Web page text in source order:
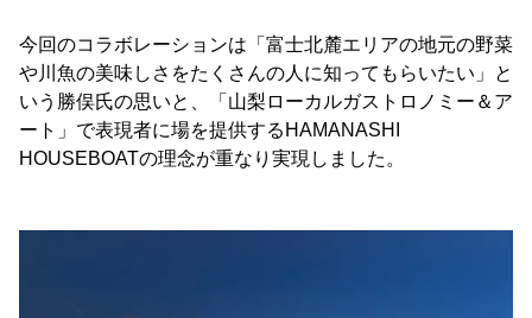
今回のコラボレーションは「富士北麓エリアの地元の野菜
や川魚の美味しさをたくさんの人に知ってもらいたい」と
いう勝俣氏の思いと、「山梨ローカルガストロノミー＆ア
ート」で表現者に場を提供するHAMANASHI
HOUSEBOATの理念が重なり実現しました。